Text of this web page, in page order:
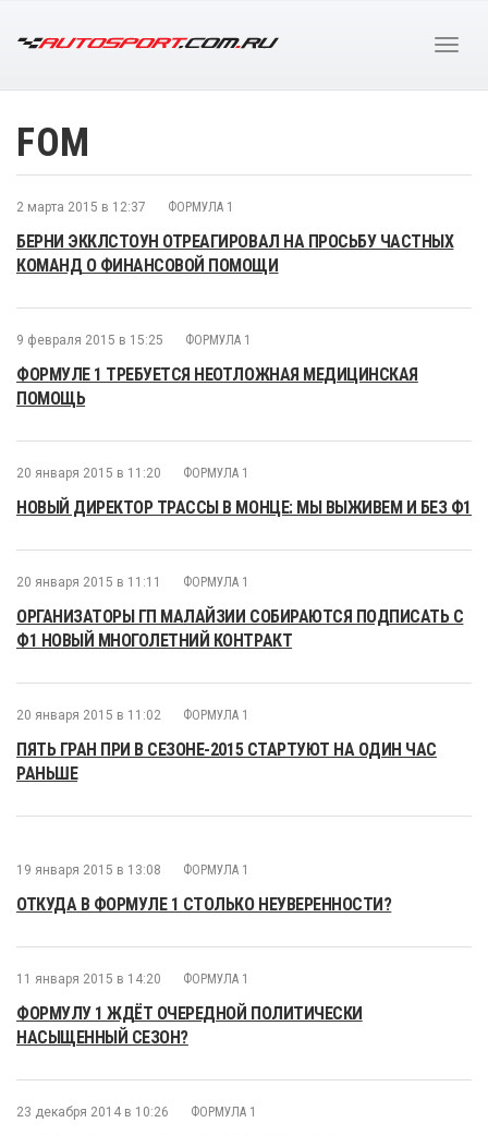
FOM
2 марта 2015 в 12:37 ФОРМУЛА 1
БЕРНИ ЭККЛСТОУН ОТРЕАГИРОВАЛ НА ПРОСЬБУ ЧАСТНЫХ
КОМАНД О ФИНАНСОВОЙ ПОМОЩИ
9 февраля 2015 в 15:25 ФОРМУЛА 1
ФОРМУЛЕ 1 ТРЕБУЕТСЯ НЕОТЛОЖНАЯ МЕДИЦИНСКАЯ
ПОМОЩЬ
20 января 2015 в 11:20 ФОРМУЛА 1
НОВЫЙ ДИРЕКТОР ТРАССЫ В МОНЦЕ: МЫ ВЫЖИВЕМ И БЕЗ Ф1
20 января 2015 в 11:11 ФОРМУЛА 1
ОРГАНИЗАТОРЫ ГП МАЛАЙЗИИ СОБИРАЮТСЯ ПОДПИСАТЬ С
Ф1 НОВЫЙ МНОГОЛЕТНИЙ КОНТРАКТ
20 января 2015 в 11:02 ФОРМУЛА 1
ПЯТЬ ГРАН ПРИ В СЕЗОНЕ-2015 СТАРТУЮТ НА ОДИН ЧАС
РАНЬШЕ
19 января 2015 в 13:08 ФОРМУЛА 1
ОТКУДА В ФОРМУЛЕ 1 СТОЛЬКО НЕУВЕРЕННОСТИ?
11 января 2015 в 14:20 ФОРМУЛА 1
ФОРМУЛУ 1 ЖДЁТ ОЧЕРЕДНОЙ ПОЛИТИЧЕСКИ
НАСЫЩЕННЫЙ СЕЗОН?
23 декабря 2014 в 10:26 ФОРМУЛА 1